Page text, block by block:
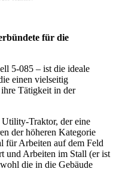
für die
5-085 – ist die ideale
einen vielseitig
Tätigkeit in der
Traktor, der eine
der höheren Kategorie
für Arbeiten auf dem Feld
und Arbeiten im Stall (er ist
die in die Gebäude